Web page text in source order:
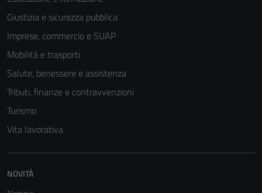
Giustizia e sicurezza pubblica
Imprese, commercio e SUAP
Mobilità e trasporti
Salute, benessere e assistenza
Tributi, finanze e contravvenzioni
Turismo
Vita lavorativa
NOVITÀ